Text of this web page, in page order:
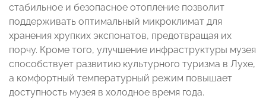
стабильное и безопасное отопление позволит
поддерживать оптимальный микроклимат для
хранения хрупких экспонатов, предотвращая их
порчу. Кроме того, улучшение инфраструктуры музея
способствует развитию культурного туризма в Лухе,
а комфортный температурный режим повышает
доступность музея в холодное время года.